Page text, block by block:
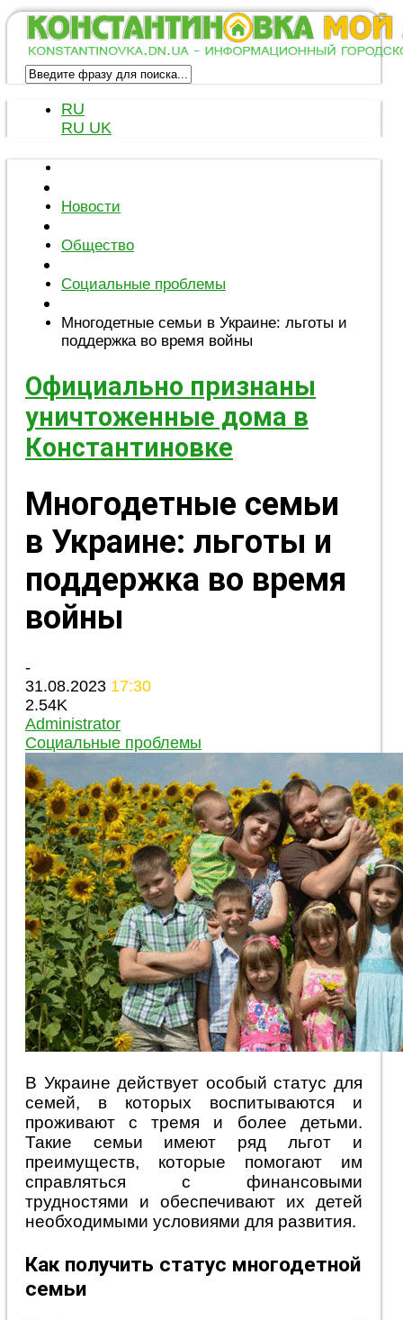
RU
RU UK
Новости
Общество
Социальные проблемы
Многодетные семьи в Украине: льготы и
поддержка во время войны
Официально признаны
уничтоженные дома в
Константиновке
Многодетные семьи
в Украине: льготы и
поддержка во время
войны
-
31.08.2023 17:30
2.54K
Administrator
Социальные проблемы
В Украине действует особый статус для
семей, в которых воспитываются и
проживают с тремя и более детьми.
Такие семьи имеют ряд льгот и
преимуществ, которые помогают им
справляться с финансовыми
трудностями и обеспечивают их детей
необходимыми условиями для развития.
Как получить статус многодетной
семьи